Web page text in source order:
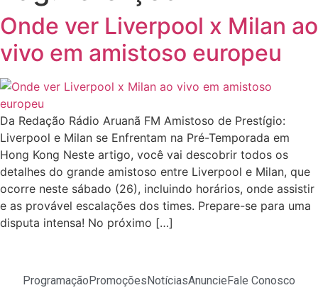
Onde ver Liverpool x Milan ao
vivo em amistoso europeu
Da Redação Rádio Aruanã FM Amistoso de Prestígio:
Liverpool e Milan se Enfrentam na Pré-Temporada em
Hong Kong Neste artigo, você vai descobrir todos os
detalhes do grande amistoso entre Liverpool e Milan, que
ocorre neste sábado (26), incluindo horários, onde assistir
e as provável escalações dos times. Prepare-se para uma
disputa intensa! No próximo […]
Programação Promoções NotíciasAnuncie Fale Conosco